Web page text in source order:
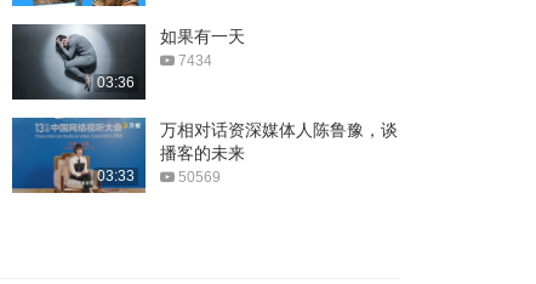
03:36
如果有一天
7434
03:33
万相对话资深媒体人陈鲁豫，谈
播客的未来
50569